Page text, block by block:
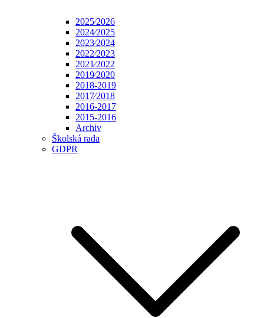
2025⁄2026
2024⁄2025
2023⁄2024
2022⁄2023
2021⁄2022
2019⁄2020
2018-2019
2017⁄2018
2016-2017
2015-2016
Archiv
Školská rada
GDPR